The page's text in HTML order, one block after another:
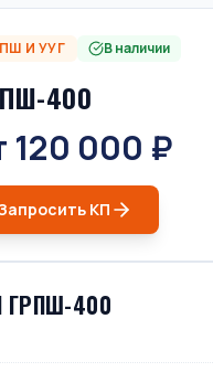
И УУГ В наличии
400
120 000 ₽
КП
ГРПШ-400